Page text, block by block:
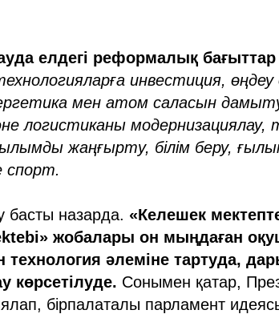
елдегі реформалық
инвестиция, өңдеу
мен атом саласын
логистиканы модернизациялау,
жаңғырту, білім беру,
спорт.
назарда. «Келешек
жобалары он мыңдаған
технология әлеміне тартуда,
көрсетілуде. Сонымен қатар,
бірпалаталы парламент